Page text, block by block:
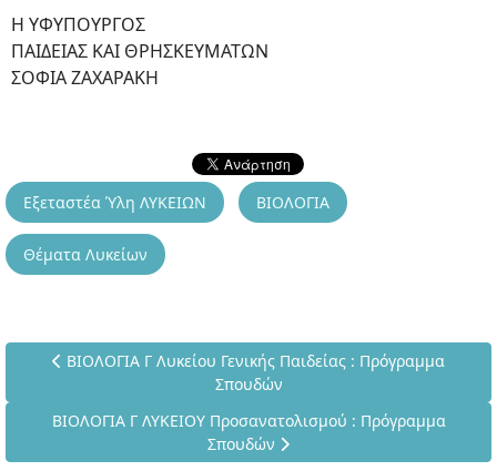
Η ΥΦΥΠΟΥΡΓΟΣ
ΠΑΙΔΕΙΑΣ ΚΑΙ ΘΡΗΣΚΕΥΜΑΤΩΝ
ΣΟΦΙΑ ΖΑΧΑΡΑΚΗ
Εξεταστέα Ύλη ΛΥΚΕΙΩΝ ΒΙΟΛΟΓΙΑ
Θέματα Λυκείων
Προηγούμενο άρθρο: ΒΙΟΛΟΓΙΑ Γ Λυκείου Γενικής
ΒΙΟΛΟΓΙΑ Γ Λυκείου Γενικής Παιδείας : Πρόγραμμα
Σπουδών
Επόμενο άρθρο: ΒΙΟΛΟΓΙΑ Γ ΛΥΚΕΙΟΥ Προσανατολισμού :
ΒΙΟΛΟΓΙΑ Γ ΛΥΚΕΙΟΥ Προσανατολισμού : Πρόγραμμα
Σπουδών